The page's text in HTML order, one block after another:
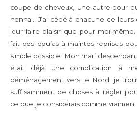
coupe de cheveux, une autre pour
henna… J’ai cédé à chacune de
leur faire plaisir que pour moi-
fait des dou’as à maintes reprises
simple possible. Mon mari
était déjà une complication à
déménagement vers le Nord, je
suffisamment de choses à régler
ce que je considérais comme vraiment